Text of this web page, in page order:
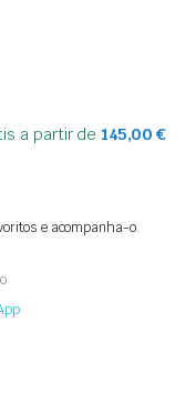
a partir de145,00 €
e acompanha-o.